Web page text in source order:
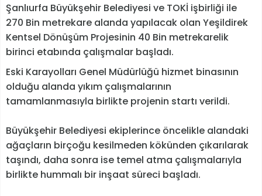
Şanlıurfa Büyükşehir Belediyesi ve TOKİ işbirliği ile
270 Bin metrekare alanda yapılacak olan Yeşildirek
Kentsel Dönüşüm Projesinin 40 Bin metrekarelik
birinci etabında çalışmalar başladı.
Eski Karayolları Genel Müdürlüğü hizmet binasının
olduğu alanda yıkım çalışmalarının
tamamlanmasıyla birlikte projenin startı verildi.
Büyükşehir Belediyesi ekiplerince öncelikle alandaki
ağaçların birçoğu kesilmeden kökünden çıkarılarak
taşındı, daha sonra ise temel atma çalışmalarıyla
birlikte hummalı bir inşaat süreci başladı.